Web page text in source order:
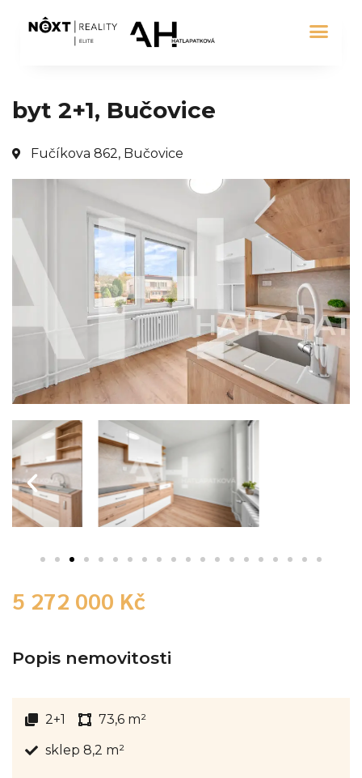
byt 2+1, Bučovice
Fučíkova 862, Bučovice
5 272 000 Kč
Popis nemovitosti
2+1
73,6 m²
sklep 8,2 m²